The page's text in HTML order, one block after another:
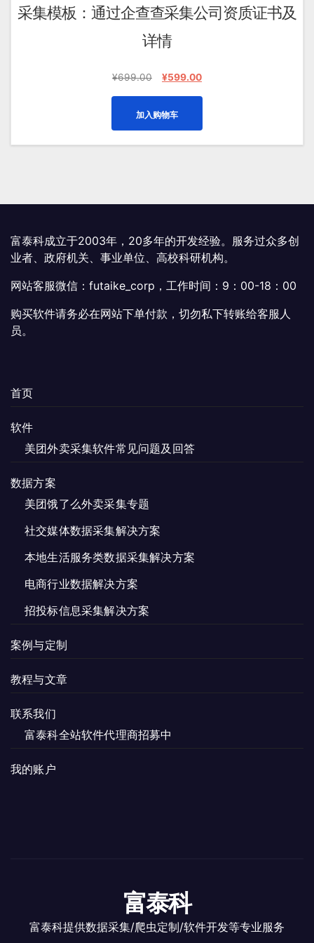
采集模板：通过企查查采集公司资质证书及
详情
¥699.00
原
¥699.00。
¥599.00当
为：
¥599.00。
加入购物车
富泰科成立于2003年，20多年的开发经验。服务过众多创
业者、政府机关、事业单位、高校科研机构。
网站客服微信：futaike_corp，工作时间：9：00-18：00
购买软件请务必在网站下单付款，切勿私下转账给客服人
员。
首页
软件
美团外卖采集软件常见问题及回答
数据方案
美团饿了么外卖采集专题
社交媒体数据采集解决方案
本地生活服务类数据采集解决方案
电商行业数据解决方案
招投标信息采集解决方案
案例与定制
教程与文章
联系我们
富泰科全站软件代理商招募中
我的账户
富泰科
富泰科提供数据采集/爬虫定制/软件开发等专业服务